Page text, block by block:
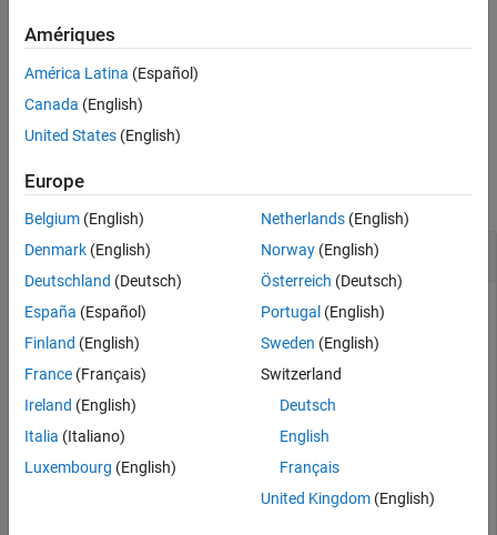
Output Arguments
Version History
containing the identifying information for the specified package
example
collapse all
Create Package Identifier
Create a package identifier for the package object
pkg = mpmlist(Name= "MyPackage"
);
pkgID = PackageIdentifier(pkg)
  PackageIdentifier with properties:
Amériques
América Latina (Español)
Canada (English)
United States (English)
Europe
Belgium (English)
Denmark (English)
Deutschland (Deutsch)
España (Español)
Finland (English)
France (Français)
Ireland (English)
Italia (Italiano)
Luxembourg (English)
Netherlands(English)
Norway(English)
Österreich (Deutsch)
Portugal (English)
Sweden (English)
Switzerland
Deutsch
English
Français
United Kingdom(English)